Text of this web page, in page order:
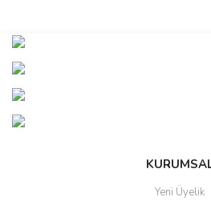
konularda yetersiz gördüğünüz
Görüş ve önerileriniz için teşekkür ederiz.
Ürün bilgilerinde hatalar bulunuyor.
Yeni Üyelik